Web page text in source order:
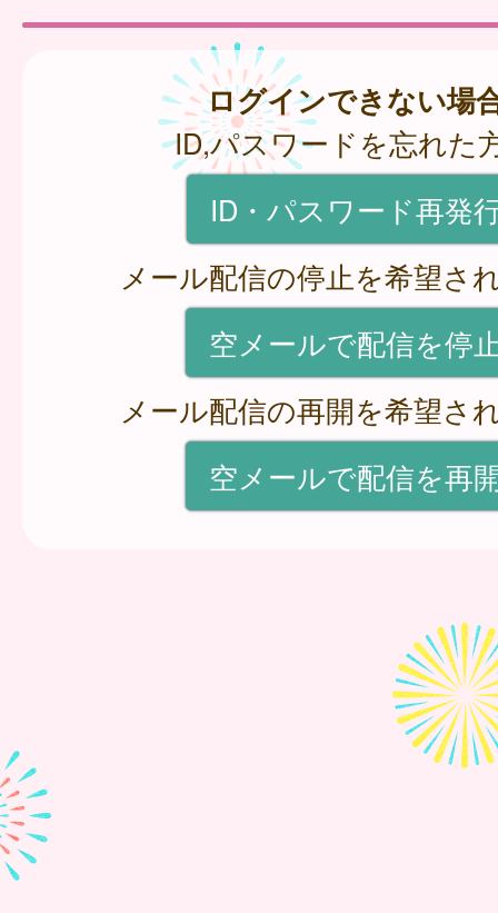
ログインできない場
ID,パスワードを忘れた
ID・パスワード再発
メール配信の停止を希望さ
空メールで配信を停
メール配信の再開を希望さ
空メールで配信を再